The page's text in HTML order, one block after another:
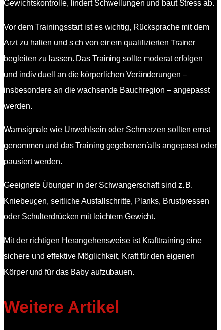
Gewichtskontrolle, lindert Schwellungen und baut Stress ab.
Vor dem Trainingsstart ist es wichtig, Rücksprache mit dem
Arzt zu halten und sich von einem qualifizierten Trainer
begleiten zu lassen. Das Training sollte moderat erfolgen
und individuell an die körperlichen Veränderungen –
insbesondere an die wachsende Bauchregion – angepasst
werden.
Warnsignale wie Unwohlsein oder Schmerzen sollten ernst
genommen und das Training gegebenenfalls angepasst oder
pausiert werden.
Geeignete Übungen in der Schwangerschaft sind z. B.
Kniebeugen, seitliche Ausfallschritte, Planks, Brustpressen
oder Schulterdrücken mit leichtem Gewicht.
Mit der richtigen Herangehensweise ist Krafttraining eine
sichere und effektive Möglichkeit, Kraft für den eigenen
Körper und für das Baby aufzubauen.
Weitere Artikel